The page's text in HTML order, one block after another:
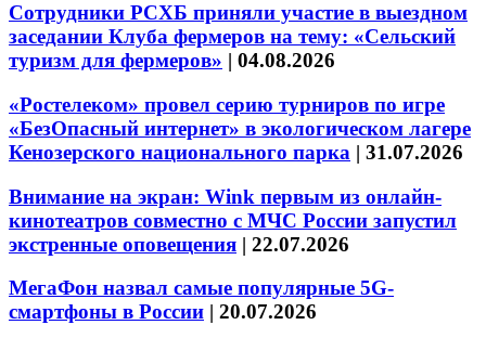
Сотрудники РСХБ приняли участие в выездном
заседании Клуба фермеров на тему: «Сельский
туризм для фермеров» | 04.08.2026
«Ростелеком» провел серию турниров по игре
«БезОпасный интернет» в экологическом лагере
Кенозерского национального парка | 31.07.2026
Внимание на экран: Wink первым из онлайн-
кинотеатров совместно с МЧС России запустил
экстренные оповещения | 22.07.2026
МегаФон назвал самые популярные 5G-
смартфоны в России | 20.07.2026